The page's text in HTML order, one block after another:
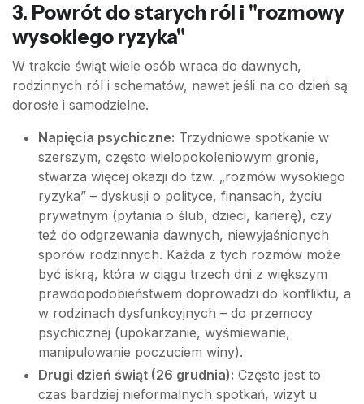
3. Powrót do starych ról i "rozmowy
wysokiego ryzyka"
W trakcie świąt wiele osób wraca do dawnych,
rodzinnych ról i schematów, nawet jeśli na co dzień są
dorosłe i samodzielne.
Napięcia psychiczne: Trzydniowe spotkanie w
szerszym, często wielopokoleniowym gronie,
stwarza więcej okazji do tzw. „rozmów wysokiego
ryzyka” – dyskusji o polityce, finansach, życiu
prywatnym (pytania o ślub, dzieci, karierę), czy
też do odgrzewania dawnych, niewyjaśnionych
sporów rodzinnych. Każda z tych rozmów może
być iskrą, która w ciągu trzech dni z większym
prawdopodobieństwem doprowadzi do konfliktu, a
w rodzinach dysfunkcyjnych – do przemocy
psychicznej (upokarzanie, wyśmiewanie,
manipulowanie poczuciem winy).
Drugi dzień świąt (26 grudnia): Często jest to
czas bardziej nieformalnych spotkań, wizyt u